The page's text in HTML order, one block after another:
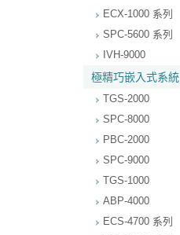
ECX-1000 系列
SPC-5600 系列
IVH-9000
極精巧嵌入式系統
TGS-2000
SPC-8000
PBC-2000
SPC-9000
TGS-1000
ABP-4000
ECS-4700 系列